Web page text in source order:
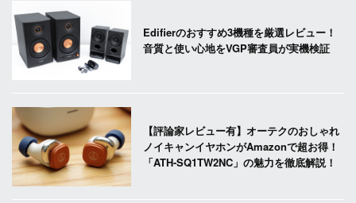
Edifierのおすすめ3機種を厳選レビュー！
音質と使い心地をVGP審査員が実機検証
【評論家レビュー有】オーテクのおしゃれ
ノイキャンイヤホンがAmazonで超お得！
「ATH-SQ1TW2NC」の魅力を徹底解説！